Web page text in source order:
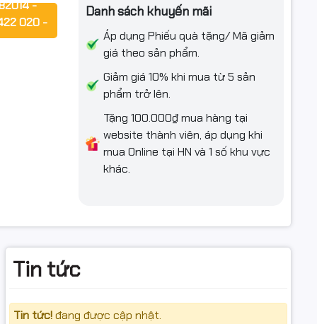
-
020 -
Danh sách khuyến mãi
Áp dụng Phiếu quà tặng/ Mã giảm
giá theo sản phẩm.
Giảm giá 10% khi mua từ 5 sản
phẩm trở lên.
Tặng 100.000₫ mua hàng tại
website thành viên, áp dụng khi
mua Online tại HN và 1 số khu vực
khác.
Tin tức
Tin tức!đang được cập nhật.
để truyền
đầu cắm